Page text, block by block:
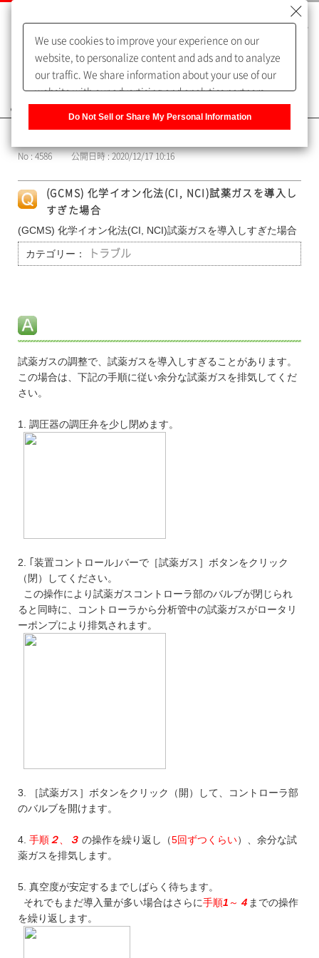
よくあるご質問（FAQ）
No : 4586 公開日時 : 2020/12/17 10:16
(GCMS) 化学イオン化法(CI, NCI)試薬ガスを導入し
すぎた場合
(GCMS) 化学イオン化法(CI, NCI)試薬ガスを導入しすぎた場合
カテゴリー： トラブル
試薬ガスの調整で、試薬ガスを導入しすぎることがあります。
この場合は、下記の手順に従い余分な試薬ガスを排気してくだ
さい。
1. 調圧器の調圧弁を少し閉めます。
2. ｢装置コントロール｣バーで［試薬ガス］ボタンをクリック
（閉）してください。
この操作により試薬ガスコントローラ部のバルブが閉じられ
ると同時に、コントローラから分析管中の試薬ガスがロータリ
ーポンプにより排気されます。
3. ［試薬ガス］ボタンをクリック（開）して、コントローラ部
のバルブを開けます。
4. 手順２、 ３ の操作を繰り返し（5回ずつくらい）、余分な試
薬ガスを排気します。
5. 真空度が安定するまでしばらく待ちます。
それでもまだ導入量が多い場合はさらに手順1 ～ ４ までの操作
を繰り返します。
We use cookies to improve your experience on our
website, to personalize content and ads and to analyze
our traffic. We share information about your use of our
website with our advertising and analytics partners,
of our sharing information about you with our partners.
Information] to customize your cookie settings on our
website.Privacy Policy
Do Not Sell or Share My Personal Information